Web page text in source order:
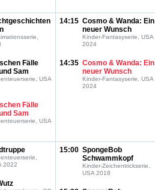
Fälle
Sam
USA
Fälle
Sam
USA
14:15 Cosmo & Wanda: Ein
neuer Wunsch
Kinder-Fantasyserie, USA
2024
14:35 Cosmo & Wanda: Ein
neuer Wunsch
Kinder-Fantasyserie, USA
2024
2022
15:00 SpongeBob
Schwammkopf
Kinder-Zeichentrickserie,
USA 2018